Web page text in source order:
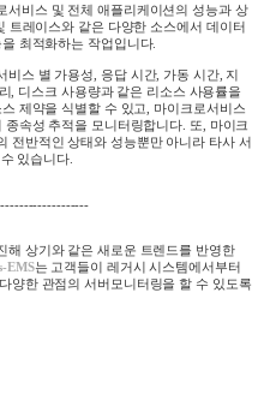
서비스 및 전체 애플리케이션의 성능과 상
트레이스와 같은 다양한 소스에서 데이터
최적화하는 작업입니다.
비스 별 가용성 응답 시간, 가동 시간, 지
디스크 사용량과 같은 리소스 사용률을
제약을 식별할 수 있고
마이크로서비스
종속성 추적을 모니터링합니다 또
마이크
전반적인 상태와 성능뿐만 아니라 타사 서
있습니다
해 상기와 같은 새로운 트렌드를 반영한
EMS는고객들이 레거시 시스템에서부터
양한 관점의 서버모니터링을 할 수 있도록